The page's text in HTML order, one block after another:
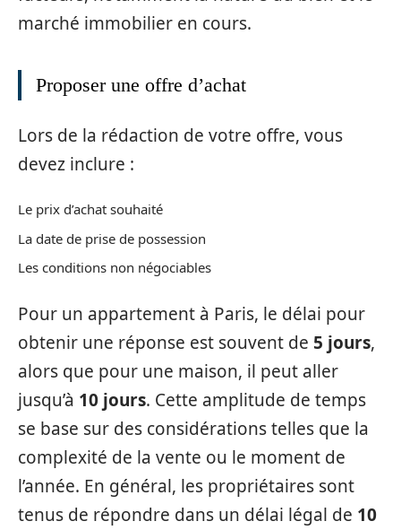
marché immobilier en cours.
Proposer une offre d’achat
Lors de la rédaction de votre offre, vous
devez inclure :
Le prix d’achat souhaité
La date de prise de possession
Les conditions non négociables
Pour un appartement à Paris, le délai pour
obtenir une réponse est souvent de 5 jours,
alors que pour une maison, il peut aller
jusqu’à 10 jours. Cette amplitude de temps
se base sur des considérations telles que la
complexité de la vente ou le moment de
l’année. En général, les propriétaires sont
tenus de répondre dans un délai légal de 10